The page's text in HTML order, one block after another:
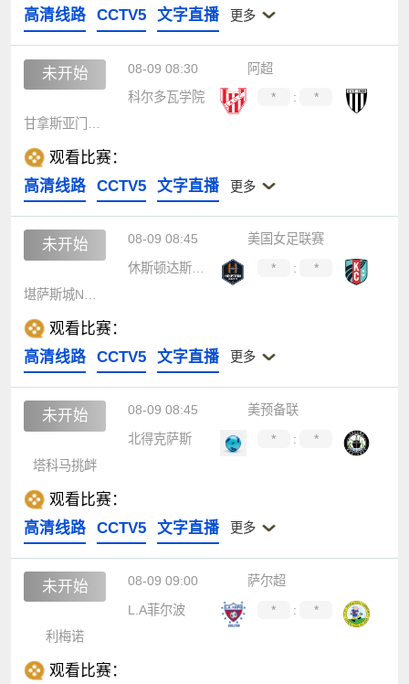
高清线路
CCTV5 文字直播 更多
未开始 08-09 08:30
阿超
科尔多瓦学院
* :
*
观看比赛：
高清线路
CCTV5 文字直播 更多
未开始 08-09 08:45
美国女足联赛
休斯顿达斯女足
* :
*
观看比赛：
高清线路
CCTV5 文字直播 更多
未开始 08-09 08:45
美预备联
北得克萨斯
* :
*
塔科马挑衅
观看比赛：
高清线路
CCTV5 文字直播 更多
未开始 08-09 09:00
萨尔超
L.A菲尔波
* :
*
利梅诺
观看比赛：